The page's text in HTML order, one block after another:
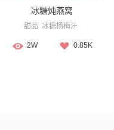
冰糖炖燕窝
甜品 冰糖杨梅汁
2W 0.85K